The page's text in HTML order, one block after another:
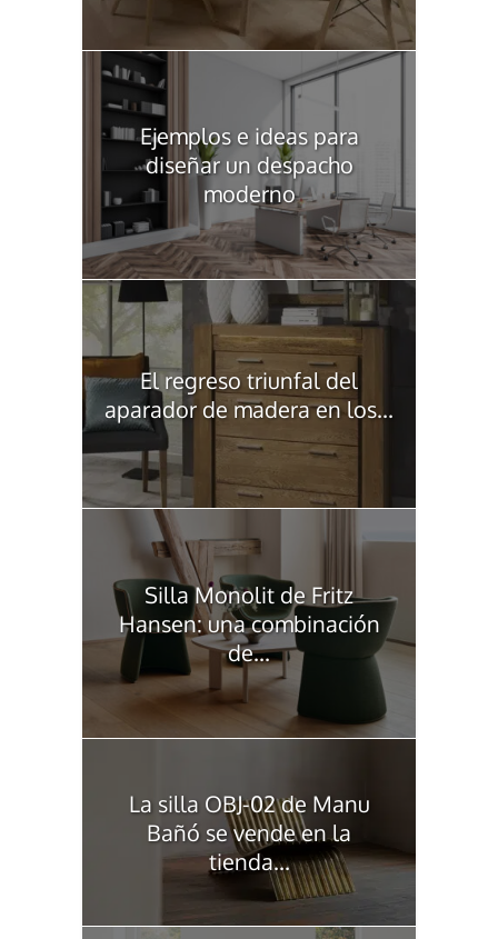
Ejemplos e ideas para
diseñar un despacho
moderno
El regreso triunfal del
aparador de madera en los...
Silla Monolit de Fritz
Hansen: una combinación
de...
La silla OBJ-02 de Manu
Bañó se vende en la
tienda...